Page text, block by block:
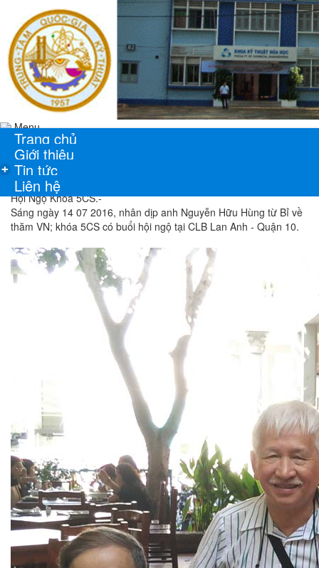
Menu
Trang chủ
Giới thiệu
+ Tin tức
Liên hệ
Hội Ngộ Khóa 5CS.-
Sáng ngày 14 07 2016, nhân dịp anh Nguyễn Hữu Hùng từ Bỉ về
thăm VN; khóa 5CS có buổi hội ngộ tại CLB Lan Anh - Quận 10.